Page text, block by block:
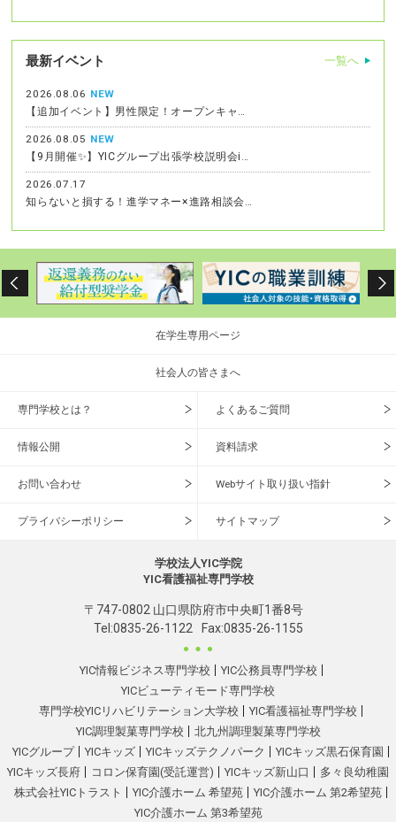
最新イベント 一覧へ
2026.08.06 NEW
【追加イベント】男性限定！オープンキャ…
2026.08.05 NEW
【9月開催✨】YICグループ出張学校説明会i…
2026.07.17
知らないと損する！進学マネー×進路相談会…
在学生専用ページ
社会人の皆さまへ
専門学校とは？ よくあるご質問
情報公開 資料請求
お問い合わせ Webサイト取り扱い指針
プライバシーポリシー サイトマップ
学校法人YIC学院
YIC看護福祉専門学校
〒747-0802 山口県防府市中央町1番8号
Tel:0835-26-1122 Fax:0835-26-1155
YIC情報ビジネス専門学校
YIC公務員専門学校
YICビューティモード専門学校
専門学校YICリハビリテーション大学校
YIC看護福祉専門学校
YIC調理製菓専門学校
北九州調理製菓専門学校
YICグループ
YICキッズ YICキッズテクノパーク
YICキッズ黒石保育園
YICキッズ長府
コロン保育園(受託運営) YICキッズ新山口
多々良幼稚園
株式会社YICトラスト
YIC介護ホーム 希望苑
YIC介護ホーム 第2希望苑
YIC介護ホーム 第3希望苑